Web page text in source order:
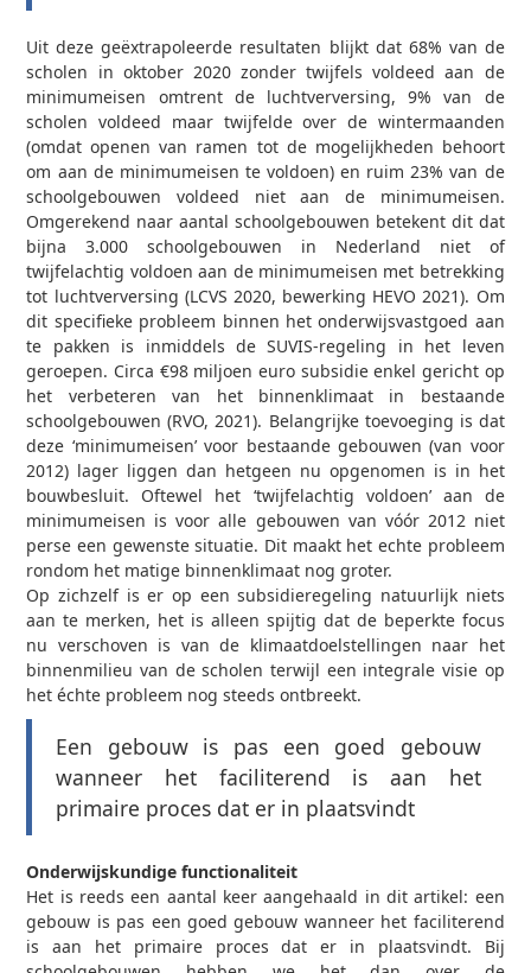
Uit deze geëxtrapoleerde resultaten blijkt dat 68% van de
scholen in oktober 2020 zonder twijfels voldeed aan de
minimumeisen omtrent de luchtverversing, 9% van de
scholen voldeed maar twijfelde over de wintermaanden
(omdat openen van ramen tot de mogelijkheden behoort
om aan de minimumeisen te voldoen) en ruim 23% van de
schoolgebouwen voldeed niet aan de minimumeisen.
Omgerekend naar aantal schoolgebouwen betekent dit dat
bijna 3.000 schoolgebouwen in Nederland niet of
twijfelachtig voldoen aan de minimumeisen met betrekking
tot luchtverversing (LCVS 2020, bewerking HEVO 2021). Om
dit specifieke probleem binnen het onderwijsvastgoed aan
te pakken is inmiddels de SUVIS-regeling in het leven
geroepen. Circa €98 miljoen euro subsidie enkel gericht op
het verbeteren van het binnenklimaat in bestaande
schoolgebouwen (RVO, 2021). Belangrijke toevoeging is dat
deze ‘minimumeisen’ voor bestaande gebouwen (van voor
2012) lager liggen dan hetgeen nu opgenomen is in het
bouwbesluit. Oftewel het ‘twijfelachtig voldoen’ aan de
minimumeisen is voor alle gebouwen van vóór 2012 niet
perse een gewenste situatie. Dit maakt het echte probleem
rondom het matige binnenklimaat nog groter.
Op zichzelf is er op een subsidieregeling natuurlijk niets
aan te merken, het is alleen spijtig dat de beperkte focus
nu verschoven is van de klimaatdoelstellingen naar het
binnenmilieu van de scholen terwijl een integrale visie op
het échte probleem nog steeds ontbreekt.
Een gebouw is pas een goed gebouw
wanneer het faciliterend is aan het
primaire proces dat er in plaatsvindt
Onderwijskundige functionaliteit
Het is reeds een aantal keer aangehaald in dit artikel: een
gebouw is pas een goed gebouw wanneer het faciliterend
is aan het primaire proces dat er in plaatsvindt. Bij